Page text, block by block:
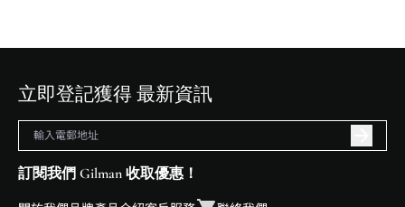
立即登記獲得 最新資訊
訂閱我們 Gilman 收取優惠！